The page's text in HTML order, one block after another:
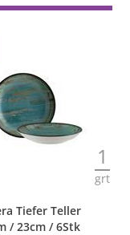
1
grt
Tiefer Teller
/ 23cm / 6Stk